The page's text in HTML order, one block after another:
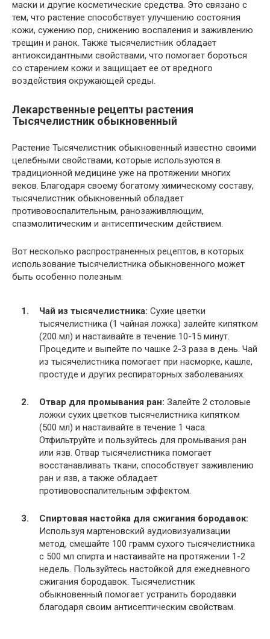
маски и другие косметические средства. Это связано с
тем, что растение способствует улучшению состояния
кожи, сужению пор, снижению воспаления и заживлению
трещин и ранок. Также тысячелистник обладает
антиоксидантными свойствами, что помогает бороться
со старением кожи и защищает ее от вредного
воздействия окружающей среды.
Лекарственные рецепты растения
Тысячелистник обыкновенный
Растение Тысячелистник обыкновенный известно своими
целебными свойствами, которые используются в
традиционной медицине уже на протяжении многих
веков. Благодаря своему богатому химическому составу,
тысячелистник обыкновенный обладает
противовоспалительным, ранозаживляющим,
спазмолитическим и антисептическим действием.
Вот несколько распространенных рецептов, в которых
использование тысячелистника обыкновенного может
быть особенно полезным:
Чай из тысячелистника: Сухие цветки
тысячелистника (1 чайная ложка) залейте кипятком
(200 мл) и настаивайте в течение 10-15 минут.
Процедите и выпейте по чашке 2-3 раза в день. Чай
из тысячелистника помогает при насморке, кашле,
простуде и других респираторных заболеваниях.
Отвар для промывания ран: Залейте 2 столовые
ложки сухих цветков тысячелистника кипятком
(500 мл) и настаивайте в течение 1 часа.
Отфильтруйте и пользуйтесь для промывания ран
или язв. Отвар тысячелистника помогает
восстанавливать ткани, способствует заживлению
ран и язв, а также обладает
противовоспалительным эффектом.
Спиртовая настойка для сжигания бородавок:
Используя мартеновский аудиовизуализации
метод, смешайте 100 грамм сухого тысячелистника
с 500 мл спирта и настаивайте на протяжении 1-2
недель. Пользуйтесь настойкой для ежедневного
сжигания бородавок. Тысячелистник
обыкновенный помогает устранить бородавки
благодаря своим антисептическим свойствам.